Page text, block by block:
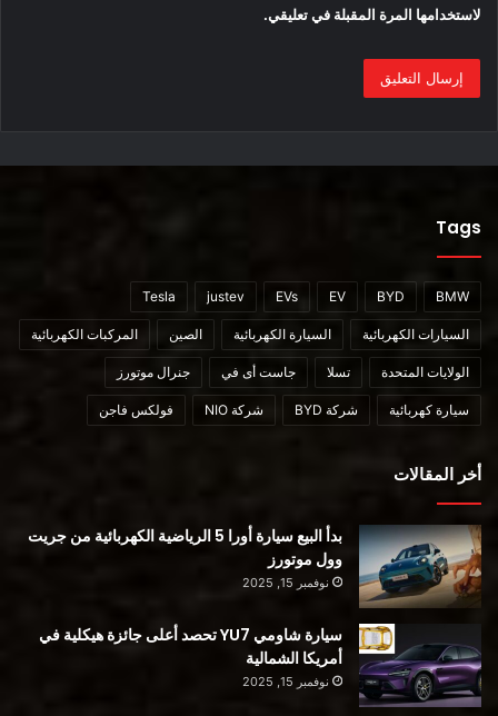
تواصل العديد من وسائل الإعلام الصينية مقارنة هذه الشاحنة مع
5330/1850/1800 مم مع قاعدة عجلات 3100 مم.
منصة SEA من جيلي
تتكهن وسائل الإعلام الصينية بأن الشاحنة RADAR الكهربائية يمكنها
الهجينة. تبدو منصة SEA صحيحة ، لكن التكنولوجيا الهجينة مشكوك
الإلكتروني يشبه “radar-ev.com”. لذلك يبدو أن شاحنات RADAR
ستكون كهربائية بالكامل.
لاستخدامها المرة المقبلة في تعليقي.
Tags
BMW
BYD
EV
EVs
justev
Tesla
السيارات الكهربائية السيارة الكهربائية الصين المركبات الكهربائية
الولايات المتحدة تسلا جاست أى في جنرال موتورز
سيارة كهربائية شركة BYD شركة NIO فولكس فاجن
أخر المقالات
بدأ البيع سيارة أورا 5 الرياضية الكهربائية من جريت
وول موتورز
نوفمبر 15, 2025
سيارة شاومي YU7 تحصد أعلى جائزة هيكلية في
أمريكا الشمالية
نوفمبر 15, 2025